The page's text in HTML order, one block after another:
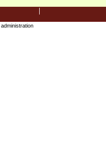
administration